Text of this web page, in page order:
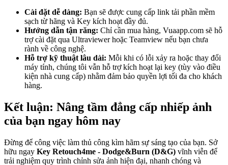
Cài đặt dễ dàng: Bạn sẽ được cung cấp link tải phần mềm
sạch từ hãng và Key kích hoạt đầy đủ.
Hướng dẫn tận răng: Chỉ cần mua hàng, Vuaapp.com sẽ hỗ
trợ cài đặt qua Ultraviewer hoặc Teamview nếu bạn chưa
rành về công nghệ.
Hỗ trợ kỹ thuật lâu dài: Mỗi khi có lỗi xảy ra hoặc thay đổi
máy tính, chúng tôi vẫn hỗ trợ kích hoạt lại key (tùy vào điều
kiện nhà cung cấp) nhằm đảm bảo quyền lợi tối đa cho khách
hàng.
Kết luận: Nâng tầm đẳng cấp nhiếp ảnh
của bạn ngay hôm nay
Đừng để công việc làm thủ công kìm hãm sự sáng tạo của bạn. Sở
hữu ngay Key Retouch4me - Dodge&Burn (D&G) vĩnh viễn để
trải nghiệm quy trình chỉnh sửa ảnh hiện đại, nhanh chóng và